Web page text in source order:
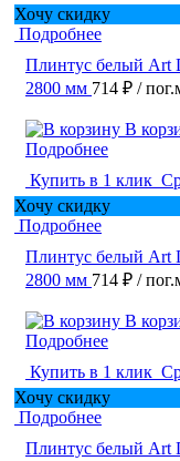
Хочу скидку
Подробнее
Плинтус белый Art
2800 мм 714 ₽ /
В
Подробнее
Купить в 1 клик
Хочу скидку
Подробнее
Плинтус белый Art
2800 мм 714 ₽ /
В
Подробнее
Купить в 1 клик
Хочу скидку
Подробнее
Плинтус белый Art